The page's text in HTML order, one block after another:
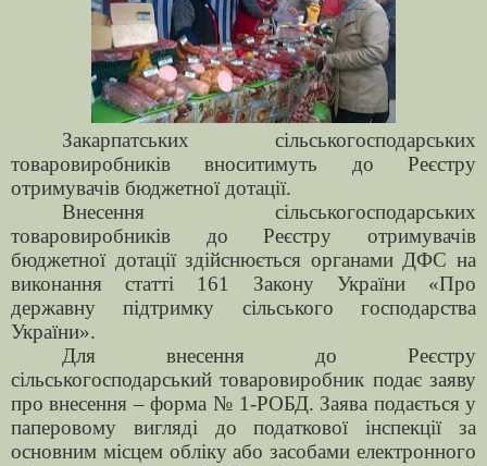
Закарпатських сільськогосподарських
товаровиробників вноситимуть до Реєстру
отримувачів бюджетної дотації.
Внесення сільськогосподарських
товаровиробників до Реєстру отримувачів
бюджетної дотації здійснюється органами ДФС на
виконання статті 161 Закону України «Про
державну підтримку сільського господарства
України».
Для внесення до Реєстру
сільськогосподарський товаровиробник подає заяву
про внесення – форма № 1-РОБД. Заява подається у
паперовому вигляді до податкової інспекції за
основним місцем обліку або засобами електронного